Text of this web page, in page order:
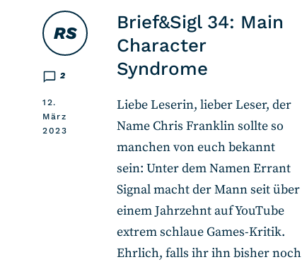
Brief&Sigl 34: Main
Character
Syndrome
RS
2
12.
März
2023
Liebe Leserin, lieber Leser, der
Name Chris Franklin sollte so
manchen von euch bekannt
sein: Unter dem Namen Errant
Signal macht der Mann seit über
einem Jahrzehnt auf YouTube
extrem schlaue Games-Kritik.
Ehrlich, falls ihr ihn bisher noch